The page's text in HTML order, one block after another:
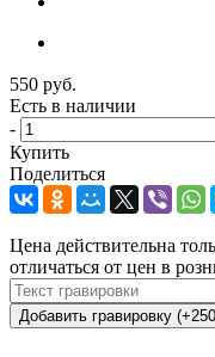
550 руб.
Есть в наличии
-
Купить
Поделиться
Цена действительна
отличаться от цен в
Добавить гравировку